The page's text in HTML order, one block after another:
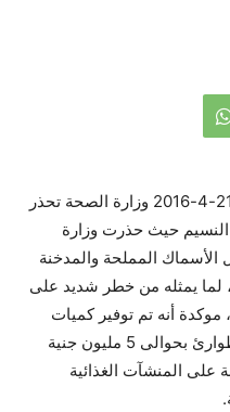
نرصد لكم اخبار مصر اليوم العاجلة 21-4-2016 وزارة الصحة تحذر
حيث حذرت وزارة
الأسماك المملحة والمدخنة
يمثله من خطر شديد على
أنه تم توفير كميات
كافية من مصل البوتيلزم لحالات الطوارئ بحوالى 5 مليون جنية
على المنشآت الغذائية